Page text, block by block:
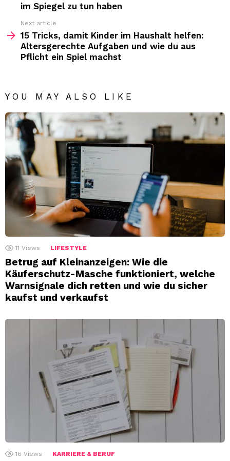
im Spiegel zu tun haben
Next article
15 Tricks, damit Kinder im Haushalt helfen:
Altersgerechte Aufgaben und wie du aus
Pflicht ein Spiel machst
YOU MAY ALSO LIKE
11 Views LIFESTYLE
Betrug auf Kleinanzeigen: Wie die
Käuferschutz-Masche funktioniert, welche
Warnsignale dich retten und wie du sicher
kaufst und verkaufst
16 Views KARRIERE & BERUF